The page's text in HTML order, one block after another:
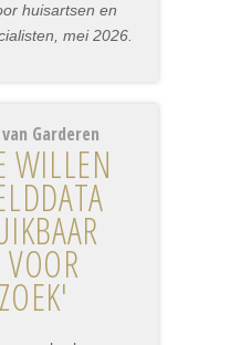
huisartsen en
mei 2026.
Garderen
WILLEN